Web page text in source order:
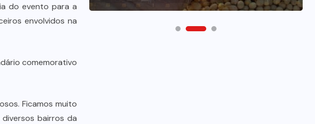
do evento para a
envolvidos na
comemorativo
Ficamos muito
bairros da